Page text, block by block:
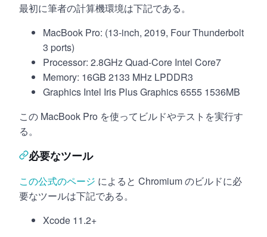
最初に筆者の計算機環境は下記である。
MacBook Pro: (13-inch, 2019, Four Thunderbolt
3 ports)
Processor: 2.8GHz Quad-Core Intel Core7
Memory: 16GB 2133 MHz LPDDR3
Graphics Intel Iris Plus Graphics 6555 1536MB
この MacBook Pro を使ってビルドやテストを実行す
る。
必要なツール
この公式のページ によると Chromium のビルドに必
要なツールは下記である。
Xcode 11.2+